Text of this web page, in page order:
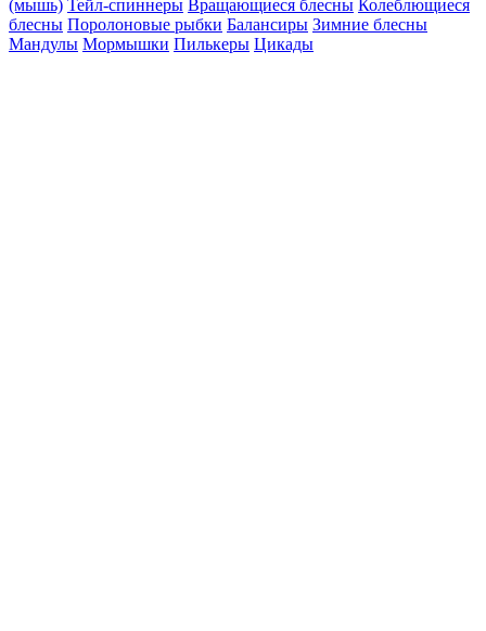
(мышь) Тейл-спиннеры Вращающиеся блесны Колеблющиеся
блесны Поролоновые рыбки Балансиры Зимние блесны
Мандулы Мормышки Пилькеры Цикады